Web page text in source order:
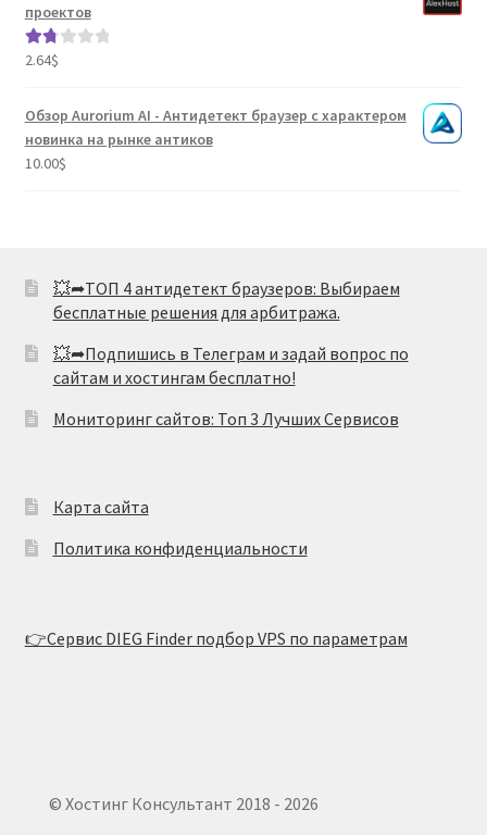
проектов
Оце
1.80
2.64$
Обзор Aurorium AI - Антидетект браузер с характером
новинка на рынке антиков
10.00$
💥➦ТОП 4 антидетект браузеров: Выбираем
бесплатные решения для арбитража.
💥➦Подпишись в Телеграм и задай вопрос по
сайтам и хостингам бесплатно!
Мониторинг сайтов: Топ 3 Лучших Сервисов
Карта сайта
Политика конфиденциальности
👉Сервис DIEG Finder подбор VPS по параметрам
© Хостинг Консультант 2018 - 2026